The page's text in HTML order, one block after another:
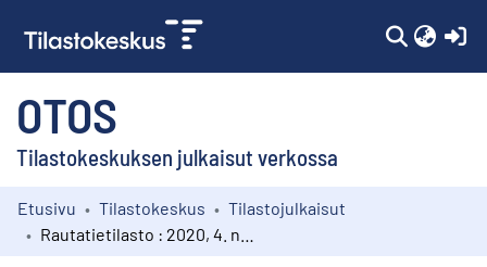
OTOS
Tilastokeskuksen julkaisut verkossa
Kokoelmat
Etusivu Tilastokeskus
Tilastojulkaisut